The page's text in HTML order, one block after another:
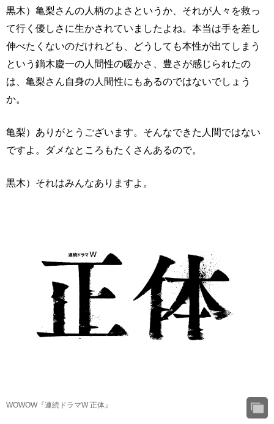
黒木）亀梨さんの人柄のよさというか、それが人々を救っ
て行く優しさに生かされていましたよね。本当は手を差し
伸べたくないのだけれども、どうしても本性が出てしまう
という鏑木慶一の人間性の暖かさ、豊さが感じられたの
は、亀梨さん自身の人間性にもあるのではないでしょう
か。
亀梨）ありがとうございます。そんなできた人間ではない
ですよ。ダメなところもたくさんあるので。
黒木）それはみんなありますよ。
WOWOW『連続ドラマW 正体』